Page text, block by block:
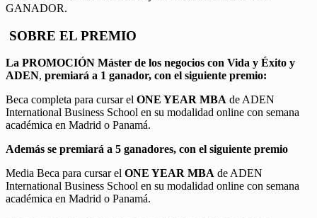
GANADOR.
SOBRE EL PREMIO
La PROMOCIÓN Máster de los negocios con Vida y Éxito y
ADEN, premiará a 1 ganador, con el siguiente premio:
Beca completa para cursar el ONE YEAR MBA de ADEN
International Business School en su modalidad online con semana
académica en Madrid o Panamá.
Además se premiará a 5 ganadores, con el siguiente premio
Media Beca para cursar el ONE YEAR MBA de ADEN
International Business School en su modalidad online con semana
académica en Madrid o Panamá.